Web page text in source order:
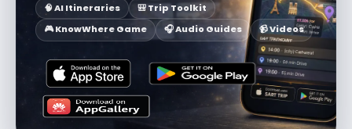
🧠 AI Itineraries
🎒 Trip Toolkit
🎮 KnowWhere Game
🎧 Audio Guides 📹 Videos